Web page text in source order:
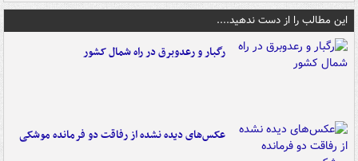
این مطالب را از دست ندهید....
رگبار و رعدوبرق در راه شمال کشور
عکس‌های دیده نشده از رفاقت دو فرمانده‌ موشکی